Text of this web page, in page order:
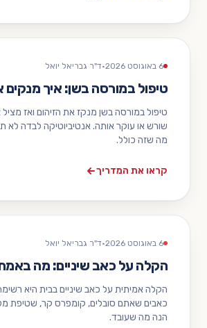
6 באוגוסט 2026 ·ד"ר גבריאל יואל
טיפול במורסה בשן: איך מנקים
טיפול במורסה בשן מנקז את הזיהום ואז
שורש או עוקר אותה. אנטיביוטיקה לבדה לא
מה שזה כולל.
קראו את המדריך
6 באוגוסט 2026 ·ד"ר גבריאל יואל
הקלה על כאב שיניים: מה
הקלה אמיתית על כאב שיניים בבית היא
כאבים שאתם סובלים, קומפרס קר, שטיפת
הנה מה שעובד.